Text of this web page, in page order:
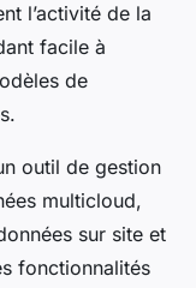
l’activité de la
facile à
de
outil de gestion
multicloud,
sur site et
fonctionnalités